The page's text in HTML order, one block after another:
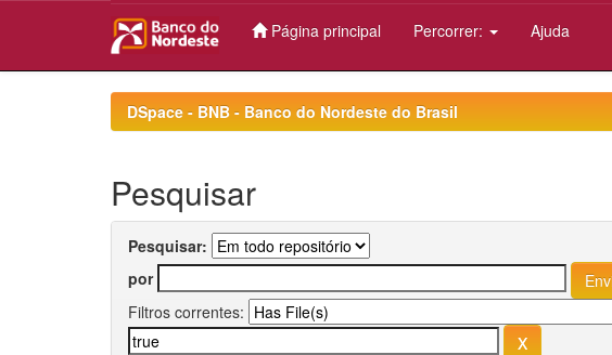
Página principal Percorrer: Ajuda
DSpace - BNB - Banco do Nordeste do Brasil
Pesquisar
Pesquisar:
por
Filtros correntes: